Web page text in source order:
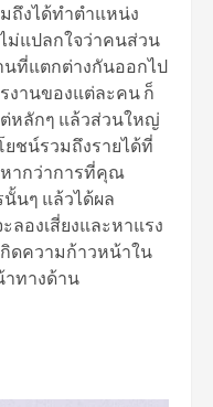
ถึงได้ทำตำแหน่ง
ม่แปลกใจว่าคนส่วน
นที่แตกต่างกันออกไป
งานของแต่ละคน ก็
หลักๆ แล้วส่วนใหญ่
ชน์รวมถึงรายได้ที่
หากว่าการที่คุณ
นๆ แล้วได้ผล
องเสี่ยงและหาแรง
กิดความก้าวหน้าใน
ทางด้าน